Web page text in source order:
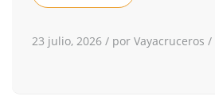
23 julio, 2026 / por Vayacruceros /